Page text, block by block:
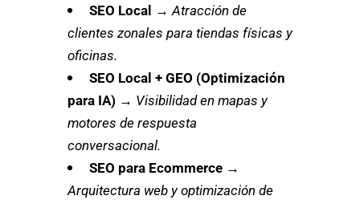
SEO Local →Atracción de
clientes zonales para tiendas físicas y
oficinas.
SEO Local + GEO (Optimización
para IA) → Visibilidad en mapas y
motores de respuesta
conversacional.
SEO para Ecommerce →
Arquitectura web y optimización de